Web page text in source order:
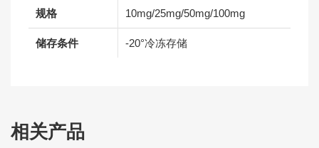
规格 10mg/25mg/50mg/100mg
储存条件 -20°冷冻存储
相关产品